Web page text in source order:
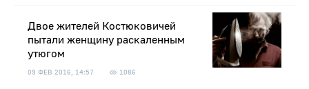
Двое жителей Костюковичей
пытали женщину раскаленным
утюгом
09 ФЕВ 2016, 14:57 1086